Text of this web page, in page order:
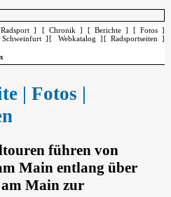
] [ Chronik ] [ Berichte ]
[ Fotos ]
][ Webkatalog ][ Radsportseiten ]
| Fotos |
führen von
Main entlang über
Main zur